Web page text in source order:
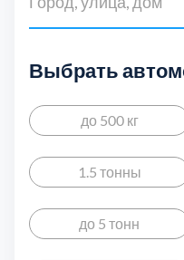
Выбрать
до 500 кг
1.5 тонны
до 5 тонн
Дубна
Егорьевский
Зеленоградский
Истринский
Каширский